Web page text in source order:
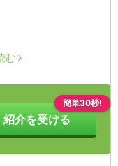
む
紹介を受ける
簡単30秒!